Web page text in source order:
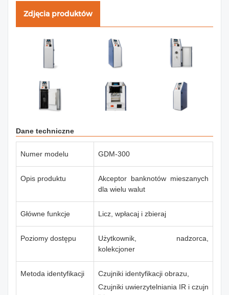
Zdjęcia produktów
Dane techniczne
Numer modelu GDM-300
Opis produktu
Akceptor banknotów mieszanych
dla wielu walut
Główne funkcje Licz, wpłacaj i zbieraj
Poziomy dostępu
Użytkownik, nadzorca,
kolekcjoner
Metoda identyfikacji
Czujniki identyfikacji obrazu,
Czujniki uwierzytelniania IR i czujn